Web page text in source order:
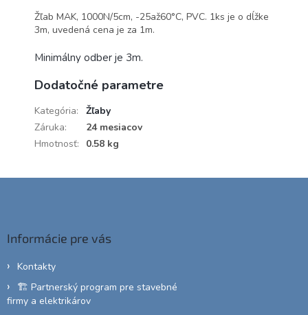
Žľab MAK, 1000N/5cm, -25až60°C, PVC. 1ks je o dĺžke
3m, uvedená cena je za 1m.
Minimálny odber je 3m.
Dodatočné parametre
Kategória:
Žľaby
Záruka:
24 mesiacov
Hmotnosť: 0.58 kg
Informácie pre vás
Kontakty
🏗️ Partnerský program pre stavebné
firmy a elektrikárov